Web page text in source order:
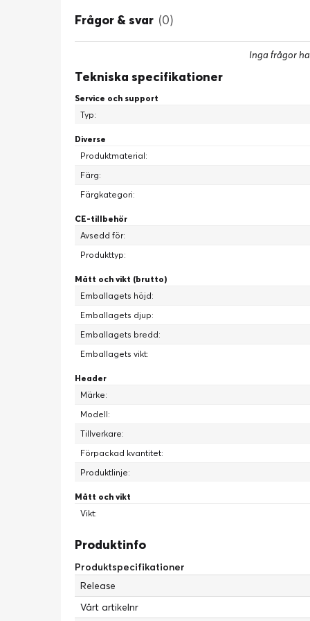
Fler
Designade för att se ut som en vanlig
matcha The Frame med
Frågor & svar (0)
Inga frågor
Tekniska specifikationer
Service och support
Typ:
Diverse
Produktmaterial:
Färg:
Färgkategori:
CE-tillbehör
Avsedd för:
Produkttyp:
Mått och vikt (brutto)
Emballagets höjd:
Emballagets djup:
Emballagets bredd:
Emballagets vikt:
Header
Märke:
Modell:
Tillverkare:
Förpackad kvantitet:
Produktlinje:
Mått och vikt
Vikt:
Produktinfo
Produktspecifikationer
Release
Vårt artikelnr